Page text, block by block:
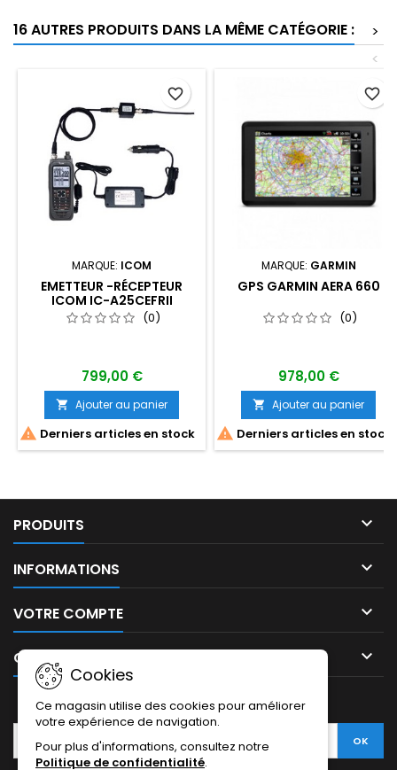
16 AUTRES PRODUITS DANS LA MÊME CATÉGORIE :
>
<
MARQUE: ICOM
EMETTEUR -RÉCEPTEUR
ICOM IC-A25CEFRII
(0)
799,00 €
 Ajouter au panier
 Derniers articles en stock
favorite_border
MARQUE: GARMIN
GPS GARMIN AERA 660
(0)
978,00 €
 Ajouter au panier
 Derniers articles en stock
favorite_border
PRODUITS 
INFORMATIONS 
VOTRE COMPTE 
CONTACT 
Cookies
Ce magasin utilise des cookies pour améliorer
votre expérience de navigation.
Pour plus d'informations, consultez notre
Politique de confidentialité.
LETTRE D'INFORMATIONS